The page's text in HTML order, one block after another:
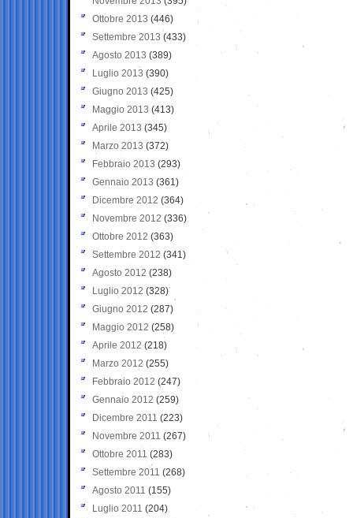
Ottobre 2013 (446)
Settembre 2013 (433)
Agosto 2013 (389)
Luglio 2013 (390)
Giugno 2013 (425)
Maggio 2013 (413)
Aprile 2013 (345)
Marzo 2013 (372)
Febbraio 2013 (293)
Gennaio 2013 (361)
Dicembre 2012 (364)
Novembre 2012 (336)
Ottobre 2012 (363)
Settembre 2012 (341)
Agosto 2012 (238)
Luglio 2012 (328)
Giugno 2012 (287)
Maggio 2012 (258)
Aprile 2012 (218)
Marzo 2012 (255)
Febbraio 2012 (247)
Gennaio 2012 (259)
Dicembre 2011 (223)
Novembre 2011 (267)
Ottobre 2011 (283)
Settembre 2011 (268)
Agosto 2011 (155)
Luglio 2011 (204)